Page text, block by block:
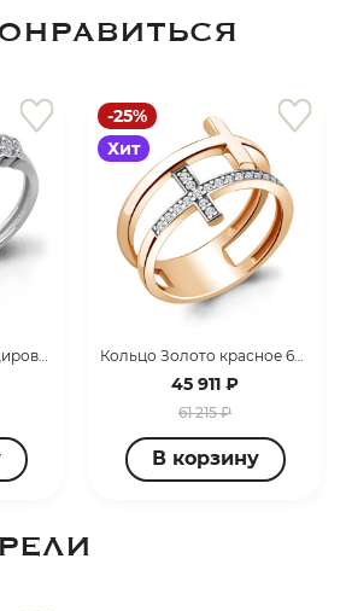
Кольцо Серебро родированное 600722А.5
-25%
Хит
Кольцо Золото красное 68735А.1
45 911 ₽
61 215 ₽
В корзину